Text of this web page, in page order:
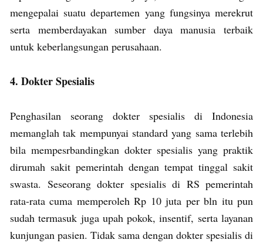
mengepalai suatu departemen yang fungsinya merekrut
serta memberdayakan sumber daya manusia terbaik
untuk keberlangsungan perusahaan.
4. Dokter Spesialis
Penghasilan seorang dokter spesialis di Indonesia
memanglah tak mempunyai standard yang sama terlebih
bila mempesrbandingkan dokter spesialis yang praktik
dirumah sakit pemerintah dengan tempat tinggal sakit
swasta. Seseorang dokter spesialis di RS pemerintah
rata-rata cuma memperoleh Rp 10 juta per bln itu pun
sudah termasuk juga upah pokok, insentif, serta layanan
kunjungan pasien. Tidak sama dengan dokter spesialis di